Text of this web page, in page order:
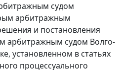
судом
арбитражным
и постановления
арбитражным судом Волго-
установленном в статьях
процессуального